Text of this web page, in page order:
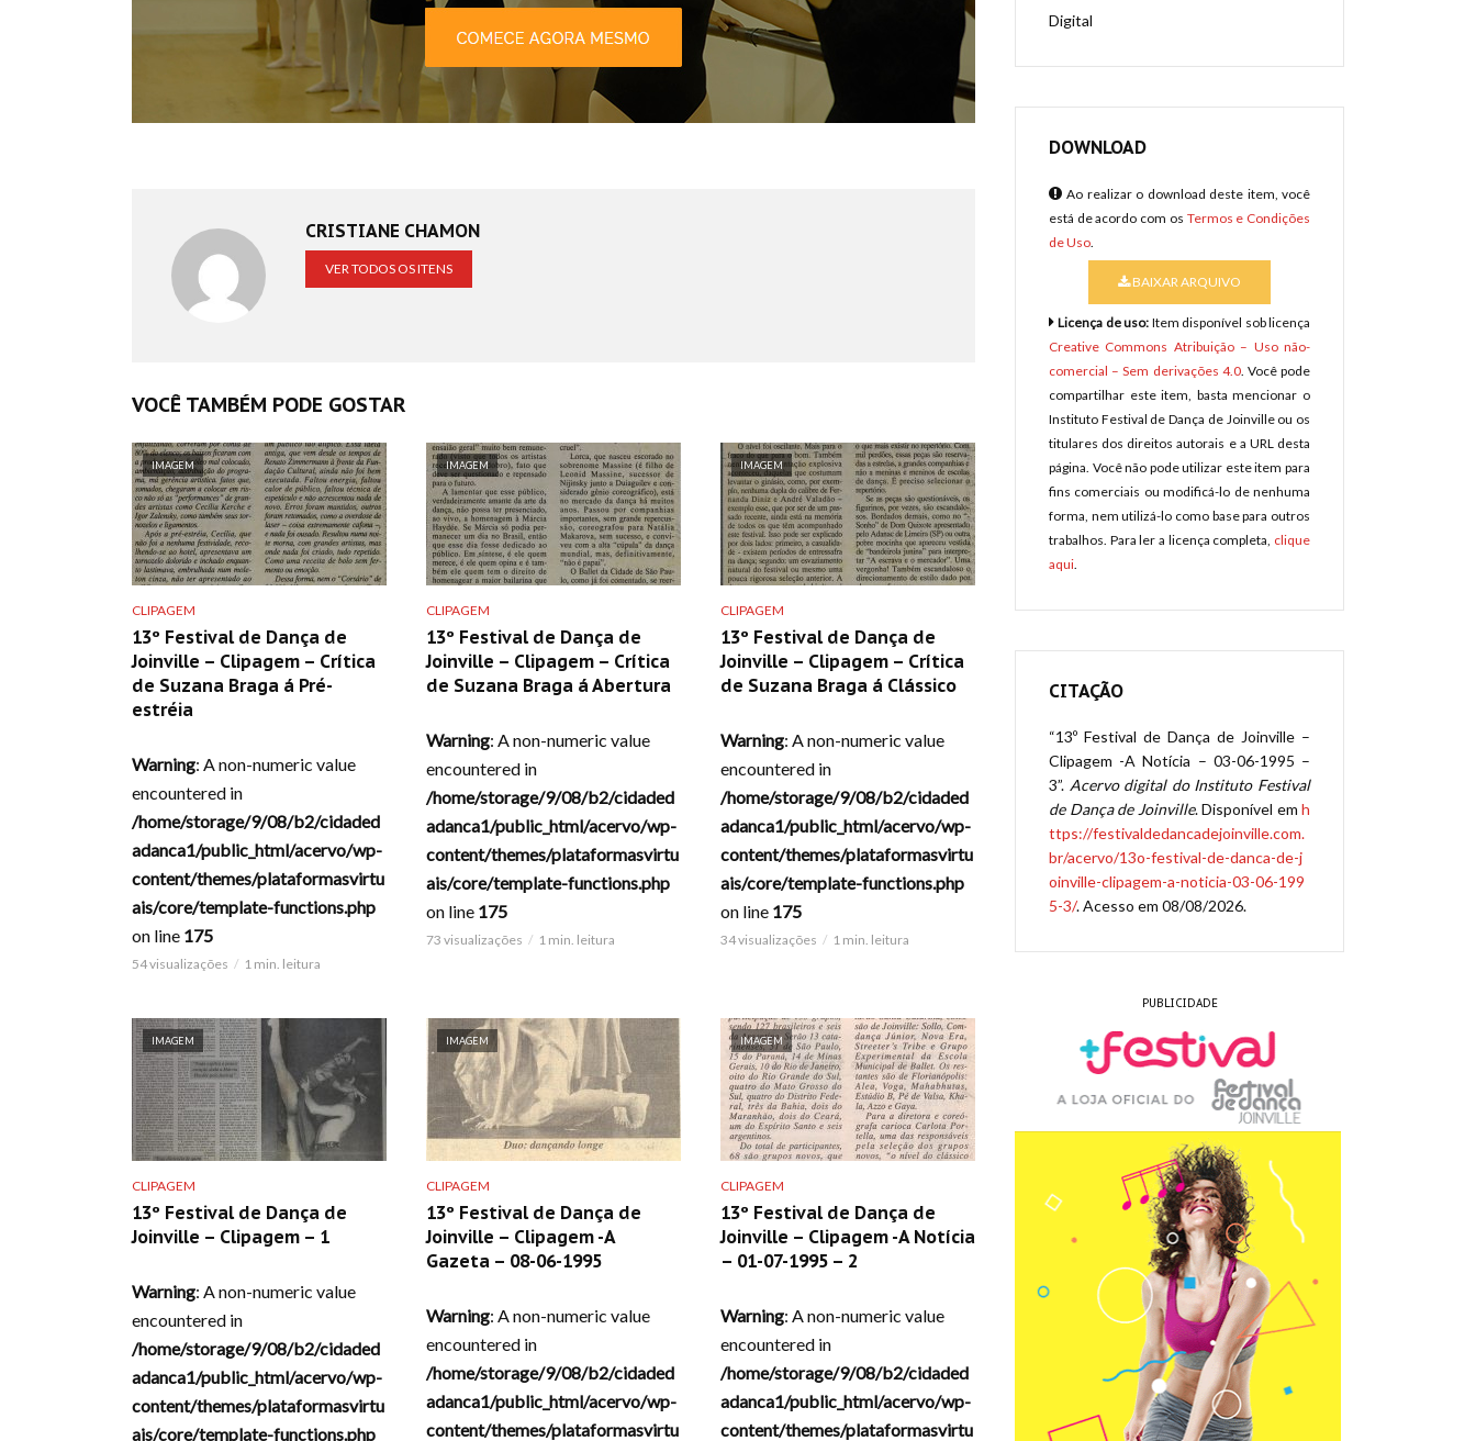
CRISTIANE CHAMON
VER TODOS OS ITENS
VOCÊ TAMBÉM PODE GOSTAR
IMAGEM
CLIPAGEM
13º Festival de Dança de
Joinville – Clipagem – Crítica
de Suzana Braga á Pré-
estréia
Warning: A non-numeric value
encountered in
/home/storage/9/08/b2/cidaded
adanca1/public_html/acervo/wp-
content/themes/plataformasvirtu
ais/core/template-functions.php
on line 175
54 visualizações 1 min. leitura
IMAGEM
CLIPAGEM
13º Festival de Dança de
Joinville – Clipagem – Crítica
de Suzana Braga á Abertura
Warning: A non-numeric value
encountered in
/home/storage/9/08/b2/cidaded
adanca1/public_html/acervo/wp-
content/themes/plataformasvirtu
ais/core/template-functions.php
on line 175
73 visualizações 1 min. leitura
IMAGEM
CLIPAGEM
13º Festival de Dança de
Joinville – Clipagem – Crítica
de Suzana Braga á Clássico
Warning: A non-numeric value
encountered in
/home/storage/9/08/b2/cidaded
adanca1/public_html/acervo/wp-
content/themes/plataformasvirtu
ais/core/template-functions.php
on line 175
34 visualizações 1 min. leitura
IMAGEM
CLIPAGEM
13º Festival de Dança de
Joinville – Clipagem – 1
Warning: A non-numeric value
encountered in
/home/storage/9/08/b2/cidaded
adanca1/public_html/acervo/wp-
content/themes/plataformasvirtu
ais/core/template-functions.php
IMAGEM
CLIPAGEM
13º Festival de Dança de
Joinville – Clipagem -A
Gazeta – 08-06-1995
Warning: A non-numeric value
encountered in
/home/storage/9/08/b2/cidaded
adanca1/public_html/acervo/wp-
content/themes/plataformasvirtu
IMAGEM
CLIPAGEM
13º Festival de Dança de
Joinville – Clipagem -A Notícia
– 01-07-1995 – 2
Warning: A non-numeric value
encountered in
/home/storage/9/08/b2/cidaded
adanca1/public_html/acervo/wp-
content/themes/plataformasvirtu
Digital
DOWNLOAD
Ao realizar o download deste item, você
está de acordo com os Termos e Condições
de Uso.
BAIXAR ARQUIVO
Licença de uso: Item disponível sob licença
Creative Commons Atribuição – Uso não-
comercial – Sem derivações 4.0. Você pode
compartilhar este item, basta mencionar o
Instituto Festival de Dança de Joinville ou os
titulares dos direitos autorais e a URL desta
página. Você não pode utilizar este item para
fins comerciais ou modificá-lo de nenhuma
forma, nem utilizá-lo como base para outros
trabalhos. Para ler a licença completa, clique
aqui.
CITAÇÃO
“13º Festival de Dança de Joinville –
Clipagem -A Notícia – 03-06-1995 –
3”. Acervo digital do Instituto Festival
de Dança de Joinville. Disponível em h
ttps://festivaldedancadejoinville.com.
br/acervo/13o-festival-de-danca-de-j
oinville-clipagem-a-noticia-03-06-199
5-3/. Acesso em 08/08/2026.
PUBLICIDADE